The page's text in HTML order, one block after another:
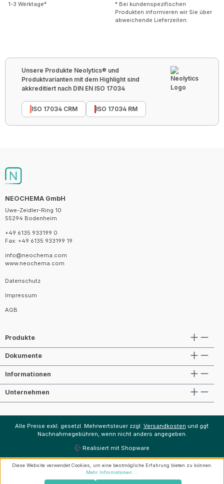
1-3 Werktage*
* Bei kundenspezifischen
Produkten informieren wir Sie über
abweichende Lieferzeiten.
Unsere Produkte Neolytics® und
Produktvarianten mit dem Highlight sind
akkreditiert nach DIN EN ISO 17034
ISO 17034 CRM ISO 17034 RM
NEOCHEMA GmbH
Uwe-Zeidler-Ring 10
55294 Bodenheim
+49 6135 933199 0
Fax: +49 6135 933199 19
info@neochema.com
www.neochema.com
Datenschutz
Impressum
AGB
Produkte
Dokumente
Informationen
Unternehmen
Alle Preise exkl. gesetzl. Mehrwertsteuer zzgl. Versandkosten und ggf.
Nachnahmegebühren, wenn nicht anders angegeben.
Realisiert mit Shopware
Diese Website verwendet Cookies, um eine bestmögliche Erfahrung bieten zu können.
Mehr Informationen ...